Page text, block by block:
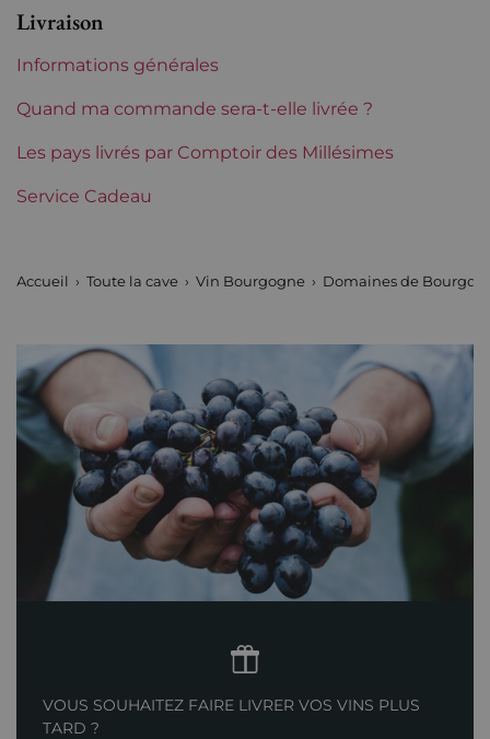
Domaines de Bourgogne Blain Gagnard
Tranche de prix De 50 à 80 €
Livraison
Informations générales
Quand ma commande sera-t-elle livrée ?
Les pays livrés par Comptoir des Millésimes
Service Cadeau
Accueil Toute la cave Vin Bourgogne Domaines de
VOUS SOUHAITEZ FAIRE LIVRER VOS VINS PLUS
TARD ?